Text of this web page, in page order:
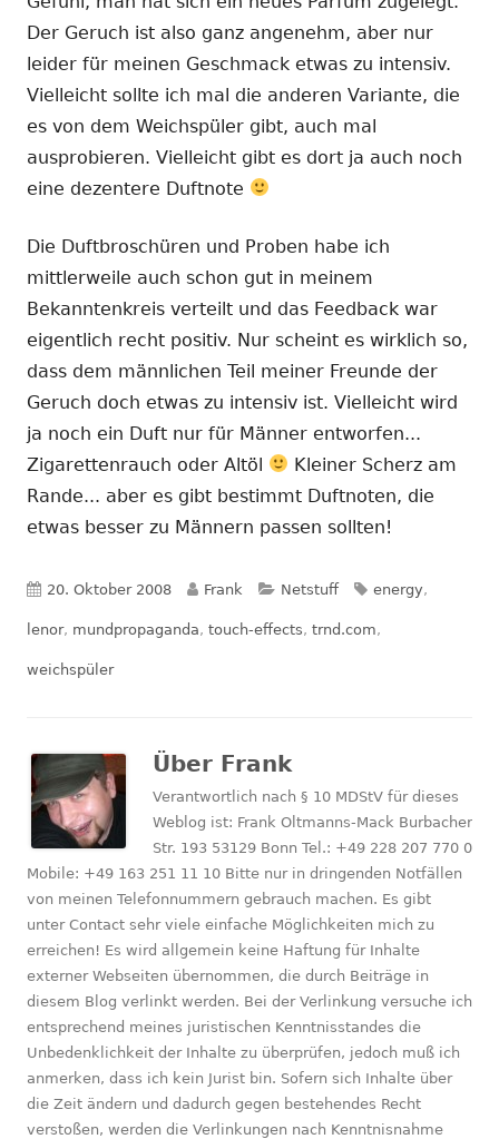
Der Geruch ist also ganz angenehm, aber nur
leider für meinen Geschmack etwas zu intensiv.
Vielleicht sollte ich mal die anderen Variante, die
es von dem Weichspüler gibt, auch mal
ausprobieren. Vielleicht gibt es dort ja auch noch
eine dezentere Duftnote
Die Duftbroschüren und Proben habe ich
mittlerweile auch schon gut in meinem
Bekanntenkreis verteilt und das Feedback war
eigentlich recht positiv. Nur scheint es wirklich so,
dass dem männlichen Teil meiner Freunde der
Geruch doch etwas zu intensiv ist. Vielleicht wird
ja noch ein Duft nur für Männer entworfen...
Zigarettenrauch oder Altöl
Kleiner Scherz am
Rande... aber es gibt bestimmt Duftnoten, die
etwas besser zu Männern passen sollten!
Veröffentlicht
am
20. Oktober 2008 Autor
Frank Kategorien
Netstuff Schlagwörter
energy,
lenor, mundpropaganda, touch-effects, trnd.com,
weichspüler
Über Frank
Verantwortlich nach § 10 MDStV für dieses
Weblog ist: Frank Oltmanns-Mack Burbacher
Str. 193 53129 Bonn Tel.: +49 228 207 770 0
Mobile: +49 163 251 11 10 Bitte nur in dringenden Notfällen
von meinen Telefonnummern gebrauch machen. Es gibt
unter Contact sehr viele einfache Möglichkeiten mich zu
erreichen! Es wird allgemein keine Haftung für Inhalte
externer Webseiten übernommen, die durch Beiträge in
diesem Blog verlinkt werden. Bei der Verlinkung versuche ich
entsprechend meines juristischen Kenntnisstandes die
Unbedenklichkeit der Inhalte zu überprüfen, jedoch muß ich
anmerken, dass ich kein Jurist bin. Sofern sich Inhalte über
die Zeit ändern und dadurch gegen bestehendes Recht
verstoßen, werden die Verlinkungen nach Kenntnisnahme